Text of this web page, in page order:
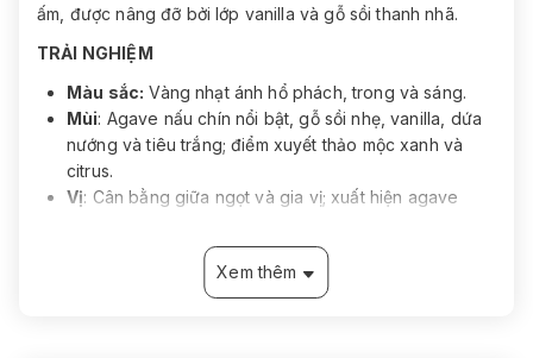
ấm, được nâng đỡ bởi lớp vanilla và gỗ sồi thanh nhã.
TRẢI NGHIỆM
Màu sắc: Vàng nhạt ánh hổ phách, trong và sáng.
Mùi: Agave nấu chín nổi bật, gỗ sồi nhẹ, vanilla, dứa
nướng và tiêu trắng; điểm xuyết thảo mộc xanh và
citrus.
Vị: Cân bằng giữa ngọt và gia vị; xuất hiện agave
cấu trúc mượt với cảm giác hơi sánh nhẹ.
: Trung bình đến dài, ấm áp và sạch, để lại
dư vị gỗ sồi tinh tế cùng gia vị nhẹ.
Xem thêm